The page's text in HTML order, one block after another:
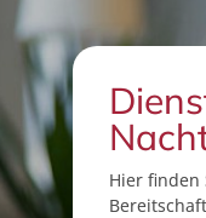
Hier finden